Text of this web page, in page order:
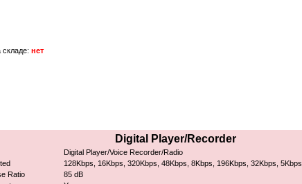
нет
Digital Player/Recorder
Digital Player/Voice Recorder/Radio
128Kbps, 16Kbps, 320Kbps, 48Kbps, 8Kbps, 196Kbps, 32Kbps, 5Kbps
Ratio
85 dB